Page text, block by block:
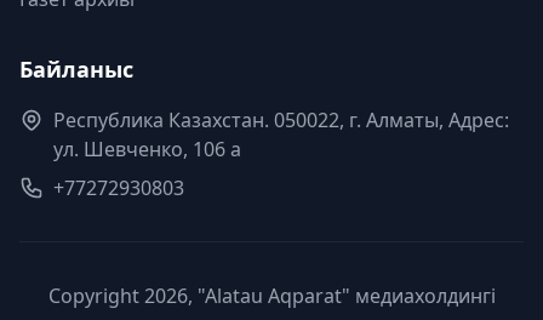
Байланыс
Республика Казахстан. 050022, г. Алматы, Адрес:
ул. Шевченко, 106 а
+77272930803
Copyright 2026, "Alatau Aqparat" медиахолдингі